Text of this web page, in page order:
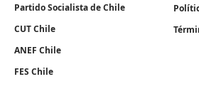
Partido Socialista de Chile
CUT Chile
ANEF Chile
FES Chile